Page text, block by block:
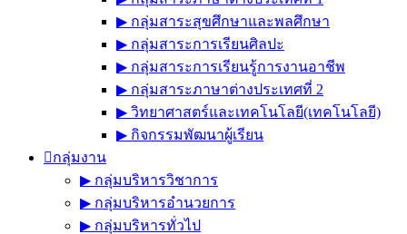
▶︎ กลุ่มสาระสุขศึกษาและพลศึกษา
▶︎ กลุ่มสาระการเรียนศิลปะ
▶︎ กลุ่มสาระการเรียนรู้การงานอาชีพ
▶︎ กลุ่มสาระภาษาต่างประเทศที่ 2
▶︎ วิทยาศาสตร์และเทคโนโลยี(เทคโนโลยี)
▶︎ กิจกรรมพัฒนาผู้เรียน
กลุ่มงาน
▶︎ กลุ่มบริหารวิชาการ
▶︎ กลุ่มบริหารอำนวยการ
▶︎ กลุ่มบริหารทั่วไป